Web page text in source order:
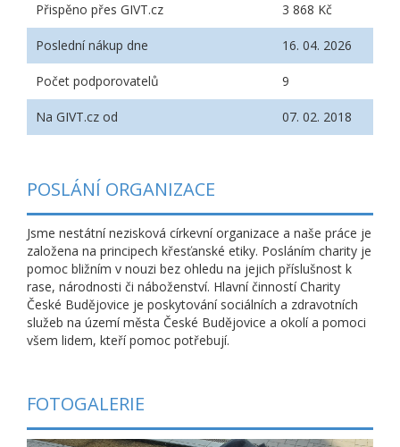
Přispěno přes GIVT.cz 3 868 Kč
Poslední nákup dne 16. 04. 2026
Počet podporovatelů 9
Na GIVT.cz od 07. 02. 2018
POSLÁNÍ ORGANIZACE
Jsme nestátní nezisková církevní organizace a naše práce je
založena na principech křesťanské etiky. Posláním charity je
pomoc bližním v nouzi bez ohledu na jejich příslušnost k
rase, národnosti či náboženství. Hlavní činností Charity
České Budějovice je poskytování sociálních a zdravotních
služeb na území města České Budějovice a okolí a pomoci
všem lidem, kteří pomoc potřebují.
FOTOGALERIE